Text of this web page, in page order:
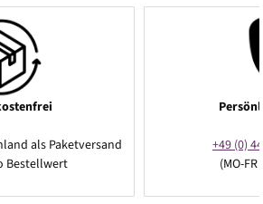
als Paketversand
Bestellwert
+49 (0)
(MO-